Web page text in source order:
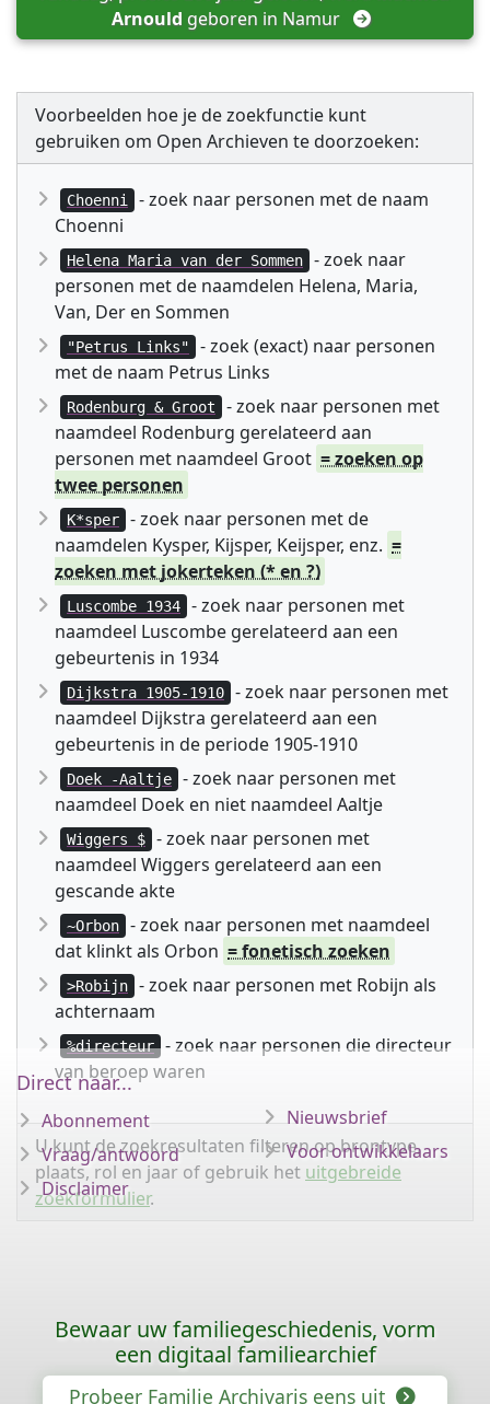
Arnould geboren in Namur
Voorbeelden hoe je de zoekfunctie kunt
gebruiken om Open Archieven te doorzoeken:
Choenni
- zoek naar personen met de naam
Choenni
Helena Maria van der Sommen
- zoek naar
personen met de naamdelen Helena, Maria,
Van, Der en Sommen
"Petrus Links"
- zoek (exact) naar personen
met de naam Petrus Links
Rodenburg & Groot
- zoek naar personen met
naamdeel Rodenburg gerelateerd aan
personen met naamdeel Groot = zoeken op
twee personen
K*sper
- zoek naar personen met de
naamdelen Kysper, Kijsper, Keijsper, enz. =
zoeken met jokerteken (* en ?)
Luscombe 1934
- zoek naar personen met
naamdeel Luscombe gerelateerd aan een
gebeurtenis in 1934
Dijkstra 1905-1910
- zoek naar personen met
naamdeel Dijkstra gerelateerd aan een
gebeurtenis in de periode 1905-1910
Doek -Aaltje
- zoek naar personen met
naamdeel Doek en niet naamdeel Aaltje
Wiggers $
- zoek naar personen met
naamdeel Wiggers gerelateerd aan een
gescande akte
~Orbon
- zoek naar personen met naamdeel
dat klinkt als Orbon = fonetisch zoeken
>Robijn
- zoek naar personen met Robijn als
achternaam
%directeur
- zoek naar personen die directeur
van beroep waren
U kunt de zoekresultaten filteren op brontype,
plaats, rol en jaar of gebruik het uitgebreide
zoekformulier.
Direct naar...
Abonnement
Vraag/antwoord
Disclaimer
Nieuwsbrief
Voor ontwikkelaars
Bewaar uw familiegeschiedenis, vorm
een digitaal familiearchief
Probeer Familie Archivaris eens uit